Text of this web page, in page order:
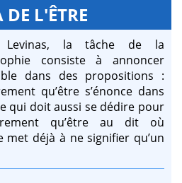
L'ÊTRE
Levinas, la tâche de la
consiste à annoncer
dans des propositions :
qu’être s’énonce dans
qui doit aussi se dédire pour
qu’être au dit où
met déjà à ne signifier qu’un